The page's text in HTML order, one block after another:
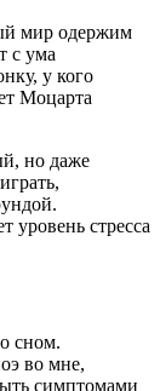
мир одержим
с ума
у кого
Моцарта
но даже
уровень стресса
сном.
во мне,
симптомами